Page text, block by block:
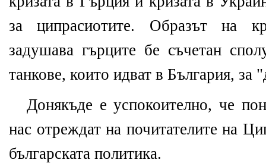
за ципрасиотите. Образът на
задушава гърците бе съчетан
танкове, които идват в България, за
Донякъде е успокоително, че
нас отреждат на почитателите на
българската политика.